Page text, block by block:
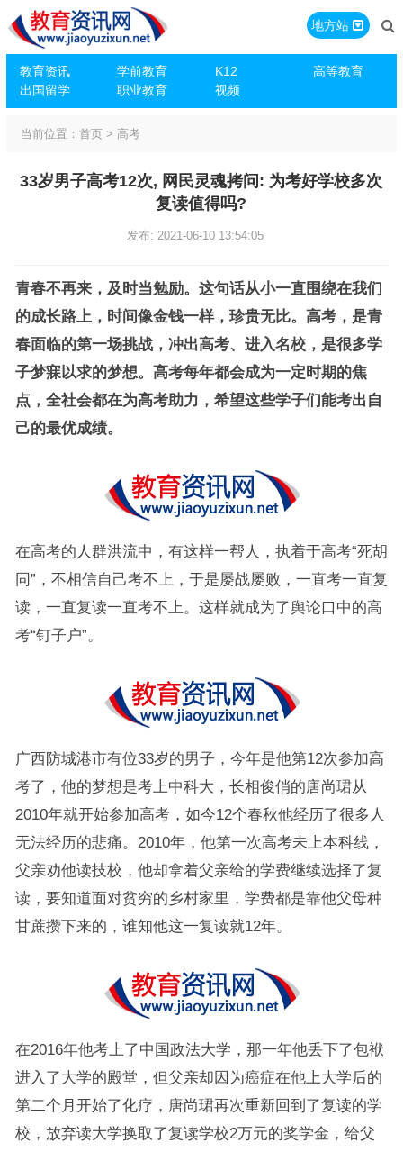
教育资讯 学前教育 K12
高等教育
出国留学
职业教育 视频
地方站
当前位置： 首页> 高考
33岁男子高考12次, 网民灵魂拷问: 为考好学校多次
复读值得吗?
发布: 2021-06-10 13:54:05
青春不再来，及时当勉励。这句话从小一直围绕在我们
的成长路上，时间像金钱一样，珍贵无比。高考，是青
春面临的第一场挑战，冲出高考、进入名校，是很多学
子梦寐以求的梦想。高考每年都会成为一定时期的焦
点，全社会都在为高考助力，希望这些学子们能考出自
己的最优成绩。
在高考的人群洪流中，有这样一帮人，执着于高考“死胡
同”，不相信自己考不上，于是屡战屡败，一直考一直复
读，一直复读一直考不上。这样就成为了舆论口中的高
考“钉子户”。
广西防城港市有位33岁的男子，今年是他第12次参加高
考了，他的梦想是考上中科大，长相俊俏的唐尚珺从
2010年就开始参加高考，如今12个春秋他经历了很多人
无法经历的悲痛。2010年，他第一次高考未上本科线，
父亲劝他读技校，他却拿着父亲给的学费继续选择了复
读，要知道面对贫穷的乡村家里，学费都是靠他父母种
甘蔗攒下来的，谁知他这一复读就12年。
在2016年他考上了中国政法大学，那一年他丢下了包袱
进入了大学的殿堂，但父亲却因为癌症在他上大学后的
第二个月开始了化疗，唐尚珺再次重新回到了复读的学
校，放弃读大学换取了复读学校2万元的奖学金，给父